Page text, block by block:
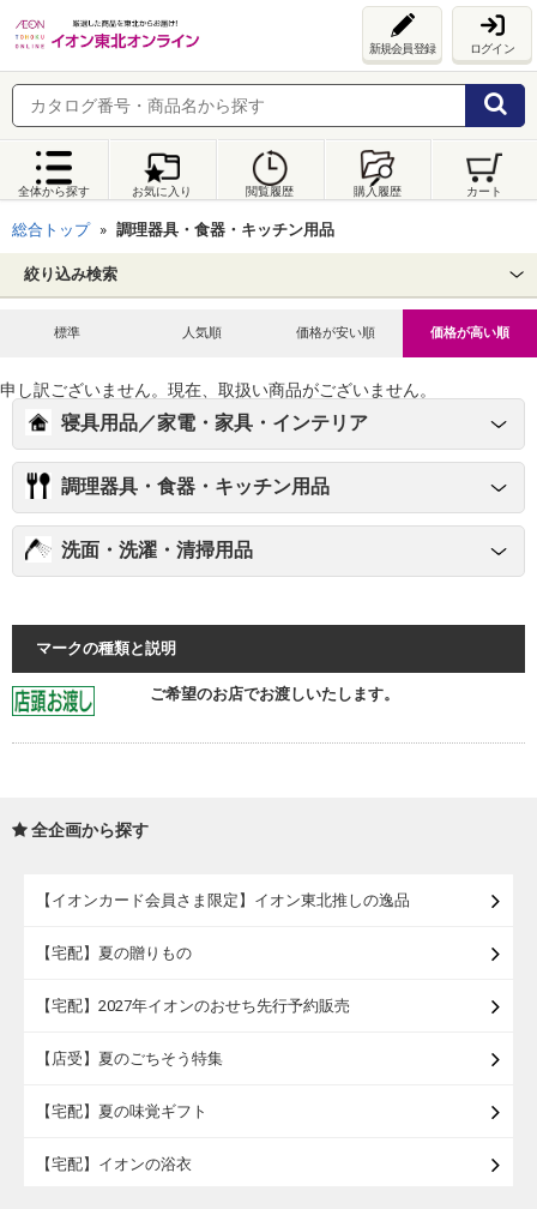
新規会員登録 ログイン
全体から探す お気に入り 閲覧履歴 購入履歴 カート
総合トップ 調理器具・食器・キッチン用品
絞り込み検索
標準 人気順 価格が安い順 価格が高い順
申し訳ございません。現在、取扱い商品がございません。
寝具用品／家電・家具・インテリア
調理器具・食器・キッチン用品
洗面・洗濯・清掃用品
マークの種類と説明
ご希望のお店でお渡しいたします。
全企画から探す
【イオンカード会員さま限定】イオン東北推しの逸品
【宅配】夏の贈りもの
【宅配】2027年イオンのおせち先行予約販売
【店受】夏のごちそう特集
【宅配】夏の味覚ギフト
【宅配】イオンの浴衣